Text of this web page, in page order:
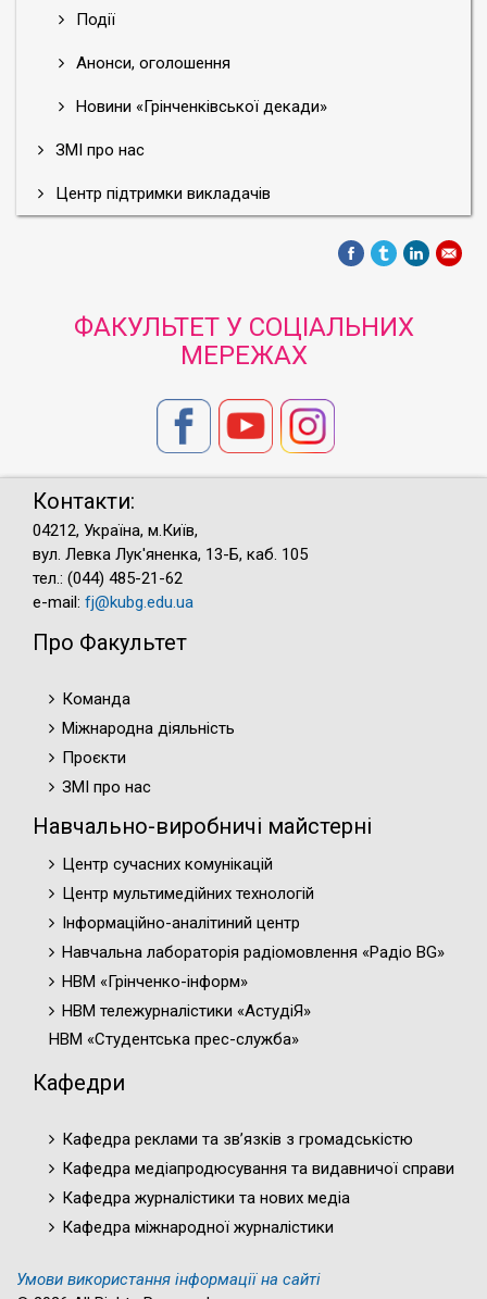
Події
Анонси, оголошення
Новини «Грінченківської декади»
ЗМІ про нас
Центр підтримки викладачів
ФАКУЛЬТЕТ У СОЦІАЛЬНИХ
МЕРЕЖАХ
Контакти:
04212, Україна, м.Київ,
вул. Левка Лук'яненка, 13-Б, каб. 105
тел.: (044) 485-21-62
e-mail: fj@kubg.edu.ua
Про Факультет
Команда
Міжнародна діяльність
Проєкти
ЗМІ про нас
Навчально-виробничі майстерні
Центр сучасних комунікацій
Центр мультимедійних технологій
Інформаційно-аналітиний центр
Навчальна лабораторія радіомовлення «Радіо BG»
НВМ «Грінченко-інформ»
НВМ тележурналістики «АстудіЯ»
НВМ «Студентська прес-служба»
Кафедри
Кафедра реклами та зв’язків з громадськістю
Кафедра медіапродюсування та видавничої справи
Кафедра журналістики та нових медіа
Кафедра міжнародної журналістики
Умови використання інформації на сайті